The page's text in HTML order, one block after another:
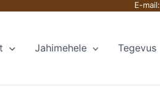
E-mail:
Jahimehele Tegevus